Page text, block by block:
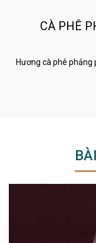
CÀ PHÊ
Hương cà phê phảng